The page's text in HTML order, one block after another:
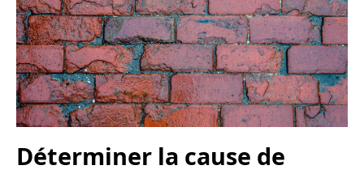
Déterminer la cause de